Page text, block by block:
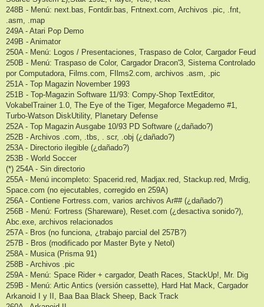
248B - Menú: next.bas, Fontdir.bas, Fntnext.com, Archivos .pic, .fnt,
.asm, .map
249A - Atari Pop Demo
249B - Animator
250A - Menú: Logos / Presentaciones, Traspaso de Color, Cargador Feud
250B - Menú: Traspaso de Color, Cargador Dracon'3, Sistema Controlado
por Computadora, Films.com, FIlms2.com, archivos .asm, .pic
251A - Top Magazin November 1993
251B - Top-Magazin Software 11/93: Compy-Shop TextEditor,
VokabelTrainer 1.0, The Eye of the Tiger, Megaforce Megademo #1,
Turbo-Watson DiskUtility, Planetary Defense
252A - Top Magazin Ausgabe 10/93 PD Software (¿dañado?)
252B - Archivos .com, .tbs, . scr, .obj (¿dañado?)
253A - Directorio ilegible (¿dañado?)
253B - World Soccer
(*) 254A - Sin directorio
255A - Menú incompleto: Spacerid.red, Madjax.red, Stackup.red, Mrdig,
Space.com (no ejecutables, corregido en 259A)
256A - Contiene Fortress.com, varios archivos Ar## (¿dañado?)
256B - Menú: Fortress (Shareware), Reset.com (¿desactiva sonido?),
Abc.exe, archivos relacionados
257A - Bros (no funciona, ¿trabajo parcial del 257B?)
257B - Bros (modificado por Master Byte y Netol)
258A - Musica (Prisma 91)
258B - Archivos .pic
259A - Menú: Space Rider + cargador, Death Races, StackUp!, Mr. Dig
259B - Menú: Artic Antics (versión cassette), Hard Hat Mack, Cargador
Arkanoid I y II, Baa Baa Black Sheep, Back Track